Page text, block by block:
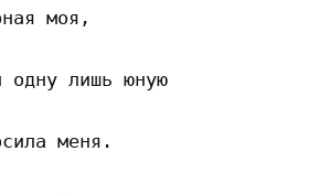
моя,
одну лишь юную
меня.